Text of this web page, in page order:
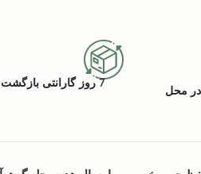
محل
7 روز گارانتی بازگشت کالا